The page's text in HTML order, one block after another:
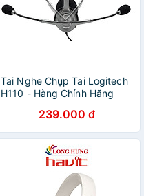
Tai Nghe Chụp Tai Logitech
H110 - Hàng Chính Hãng
239.000 đ